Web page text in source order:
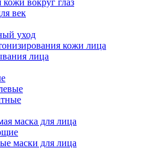
век
уход
кожи лица
лица
маска для лица
маски для лица